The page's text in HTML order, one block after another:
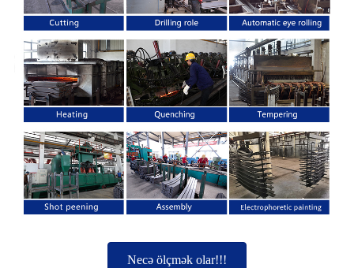
Necə ölçmək olar!!!